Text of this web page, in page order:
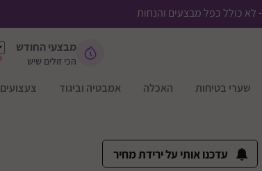
- לא כולל כפל מבצעים והנחות
שערי בטיחות האכלה אמבטיה וביגוד צעצועים
מבצעי החודש
הכי זולים שיש
עדכנו אותי על ירידת מחיר